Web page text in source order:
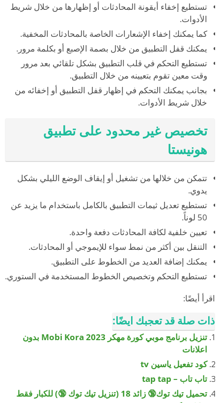
تستطيع إخفاء أيقونة المحادثات أو إظهارها من خلال شريط
الأدوات.
كما يمكنك إخفاء الإشعارات الخاصة بالمحادثات المخفية.
يمكنك قفل التطبيق من خلال بصمة الإصبع أو بكلمة مرور.
تستطيع التحكم في قلب التطبيق بشكل تلقائي بعد مرور
وقت معين تقوم بتعيينه من خلال التطبيق.
بجانب يمكنك التحكم في إظهار قفل التطبيق أو إخفائه من
خلال شريط الأدوات.
تخصيص غير محدود على تطبيق
هونيستا
تتمكن من خلالها من تشغيل أو إيقاف الوضع الليلي بشكل
يدوي.
تستطيع تعديل ثيمات التطبيق بالكامل باستخدام ما يزيد عن
50 لوناً.
تعيين خلفية لكافة المحادثات دفعة واحدة.
التنقل بين أكثر من نمط سواء للإيموجي أو المحادثات.
يمكنك إضافة العديد من الخطوط على التطبيق.
تستطيع التحكم وتخصيص الخطوط المستخدمة في الستوري.
اقرأ أيضًا:
ذات صلة قد تعجبك ايضًا:
تنزيل برنامج موبي كورة مهكر 2023 Mobi Kora بدون
اعلانات
كود تفعيل ياسين tv
تاب تاب – tap tap
تحميل تيك توك🔞 زائد 18 (تنزيل تيك توك 🔞) للكبار فقط